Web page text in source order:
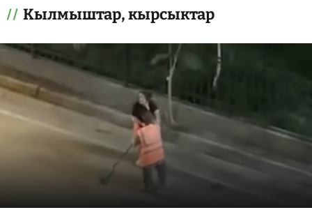
Кылмыштар, кырсыктар